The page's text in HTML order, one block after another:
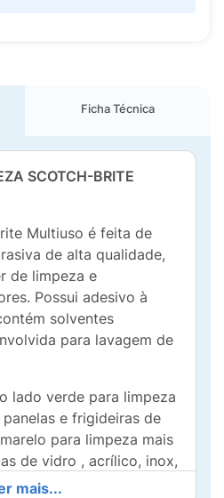
Ficha Técnica
SCOTCH-BRITE
Multiuso é feita de
de alta qualidade,
de limpeza e
Possui adesivo à
solventes
para lavagem de
lado verde para limpeza
e frigideiras de
para limpeza mais
de vidro , acrílico, inox,
mais...